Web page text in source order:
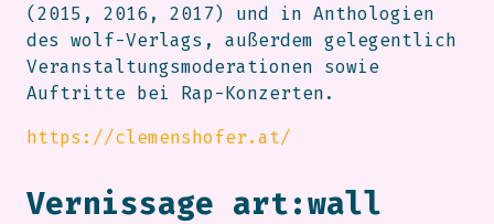
(2015, 2016, 2017) und in Anthologien
des wolf-Verlags, außerdem gelegentlich
Veranstaltungsmoderationen sowie
Auftritte bei Rap-Konzerten.
https://clemenshofer.at/
Vernissage art:wall